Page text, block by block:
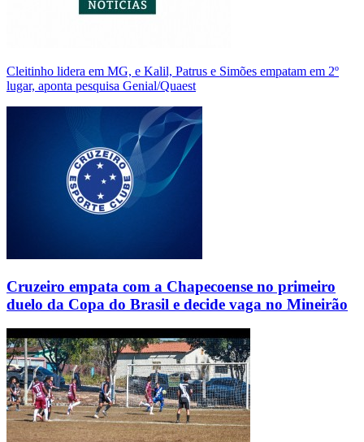
Cleitinho lidera em MG, e Kalil, Patrus e Simões empatam em 2º
lugar, aponta pesquisa Genial/Quaest
Cruzeiro empata com a Chapecoense no primeiro
duelo da Copa do Brasil e decide vaga no Mineirão